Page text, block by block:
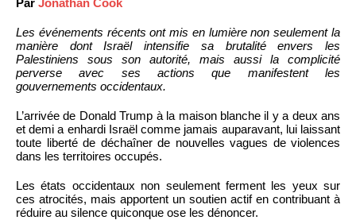
Les événements récents ont mis en lumière non seulement la
manière dont Israël intensifie sa brutalité envers les
Palestiniens sous son autorité, mais aussi la complicité
perverse avec ses actions que manifestent les
gouvernements occidentaux.
L’arrivée de Donald Trump à la maison blanche il y a deux ans
et demi a enhardi Israël comme jamais auparavant, lui laissant
toute liberté de déchaîner de nouvelles vagues de violences
dans les territoires occupés.
Les états occidentaux non seulement ferment les yeux sur
ces atrocités, mais apportent un soutien actif en contribuant à
réduire au silence quiconque ose les dénoncer.